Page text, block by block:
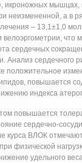
мышцах,
неизмененной, а в
– 13,1±1,0
что
сердечных
Анализ сердечного
положительное
повышается
индекса
повышается
сердечно-
ВЛОК
физической
удельного